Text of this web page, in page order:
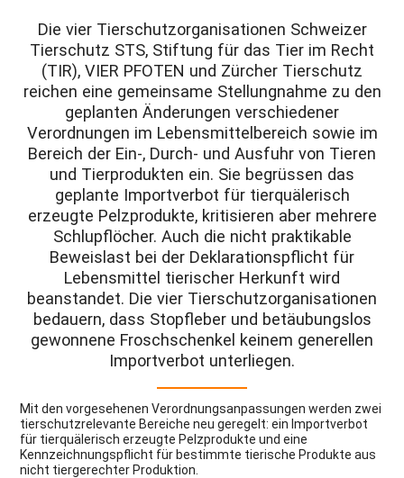
Die vier Tierschutzorganisationen Schweizer
Tierschutz STS, Stiftung für das Tier im Recht
(TIR), VIER PFOTEN und Zürcher Tierschutz
reichen eine gemeinsame Stellungnahme zu den
geplanten Änderungen verschiedener
Verordnungen im Lebensmittelbereich sowie im
Bereich der Ein-, Durch- und Ausfuhr von Tieren
und Tierprodukten ein. Sie begrüssen das
geplante Importverbot für tierquälerisch
erzeugte Pelzprodukte, kritisieren aber mehrere
Schlupflöcher. Auch die nicht praktikable
Beweislast bei der Deklarationspflicht für
Lebensmittel tierischer Herkunft wird
beanstandet. Die vier Tierschutzorganisationen
bedauern, dass Stopfleber und betäubungslos
gewonnene Froschschenkel keinem generellen
Importverbot unterliegen.
Mit den vorgesehenen Verordnungsanpassungen werden zwei
tierschutzrelevante Bereiche neu geregelt: ein Importverbot
für tierquälerisch erzeugte Pelzprodukte und eine
Kennzeichnungspflicht für bestimmte tierische Produkte aus
nicht tiergerechter Produktion.